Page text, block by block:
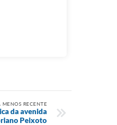
MENOS RECENTE
da avenida
Peixoto